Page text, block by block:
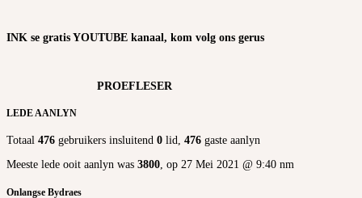
INK se gratis YOUTUBE kanaal, kom volg ons gerus
PROEFLESER
LEDE AANLYN
Totaal 476 gebruikers insluitend 0 lid, 476 gaste aanlyn
Meeste lede ooit aanlyn was 3800, op 27 Mei 2021 @ 9:40 nm
Onlangse Bydraes